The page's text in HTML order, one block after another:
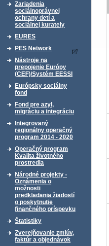
Zariadenia
sociálnoprávnej
ochrany detí a
sociálnej kurately
EURES
PES Network
Nástroje na
prepojenie Európy
(CEF)/Systém EESSI
Európsky sociálny
fond
Fond pre azyl,
migráciu a integráciu
Integrovaný
regionálny operačný
program 2014 - 2020
Operačný program
Kvalita životného
prostredia
Národné projekty -
Oznámenia o
možnosti
predkladania žiadostí
o poskytnutie
finančného príspevku
Štatistiky
Zverejňovanie zmlúv,
faktúr a objednávok